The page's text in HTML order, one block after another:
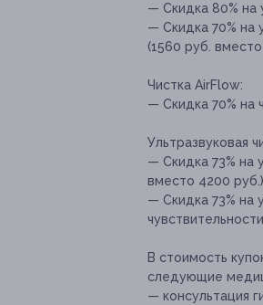
— Скидка 80% на
— Скидка 70% на
(1560 руб.
Чистка AirFlow:
— Скидка 70% на
Ультразвуковая
— Скидка 73% на
вместо 4200 руб.)
— Скидка 73% на
В стоимость
следующие
— консультация